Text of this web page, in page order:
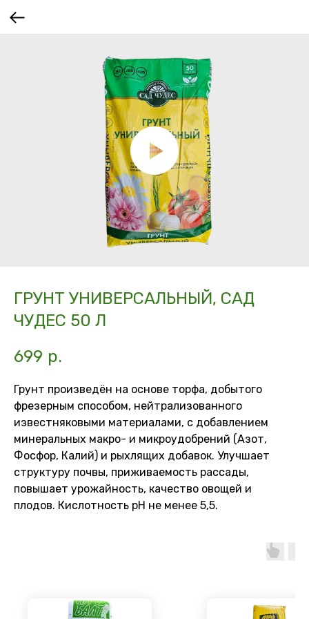
ГРУНТ УНИВЕРСАЛЬНЫЙ, САД
ЧУДЕС 50 Л
699 р.
Грунт произведён на основе торфа, добытого
фрезерным способом, нейтрализованного
известняковыми материалами, с добавлением
минеральных макро- и микроудобрений (Азот,
Фосфор, Калий) и рыхлящих добавок. Улучшает
структуру почвы, приживаемость рассады,
повышает урожайность, качество овощей и
плодов. Кислотность рН не менее 5,5.